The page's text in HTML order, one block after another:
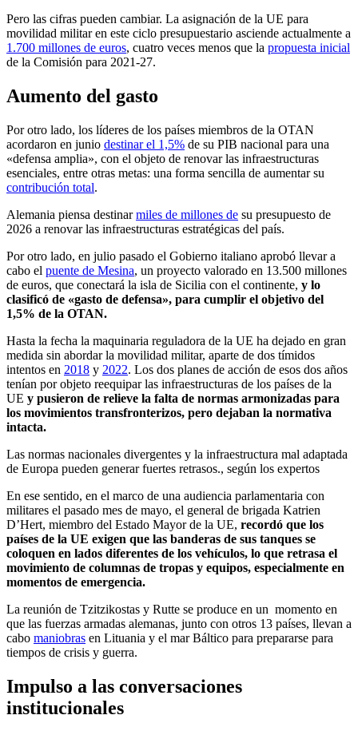
Pero las cifras pueden cambiar. La asignación de la UE para
movilidad militar en este ciclo presupuestario asciende actualmente a
1.700 millones de euros, cuatro veces menos que la propuesta inicial
de la Comisión para 2021-27.
Aumento del gasto
Por otro lado, los líderes de los países miembros de la OTAN
acordaron en junio destinar el 1,5% de su PIB nacional para una
«defensa amplia», con el objeto de renovar las infraestructuras
esenciales, entre otras metas: una forma sencilla de aumentar su
contribución total.
Alemania piensa destinarmiles de millones de su presupuesto de
2026 a renovar las infraestructuras estratégicas del país.
Por otro lado, en julio pasado el Gobierno italiano aprobó llevar a
cabo el puente de Mesina, un proyecto valorado en 13.500 millones
de euros, que conectará la isla de Sicilia con el continente, y lo
clasificó de «gasto de defensa», para cumplir el objetivo del
1,5% de la OTAN.
Hasta la fecha la maquinaria reguladora de la UE ha dejado en gran
medida sin abordar la movilidad militar, aparte de dos tímidos
intentos en 2018 y 2022. Los dos planes de acción de esos dos años
tenían por objeto reequipar las infraestructuras de los países de la
UE y pusieron de relieve la falta de normas armonizadas para
los movimientos transfronterizos, pero dejaban la normativa
intacta.
Las normas nacionales divergentes y la infraestructura mal adaptada
de Europa pueden generar fuertes retrasos., según los expertos
En ese sentido, en el marco de una audiencia parlamentaria con
militares el pasado mes de mayo, el general de brigada Katrien
D’Hert, miembro del Estado Mayor de la UE, recordó que los
países de la UE exigen que las banderas de sus tanques se
coloquen en lados diferentes de los vehículos, lo que retrasa el
movimiento de columnas de tropas y equipos, especialmente en
momentos de emergencia.
La reunión de Tzitzikostas y Rutte se produce en un momento en
que las fuerzas armadas alemanas, junto con otros 13 países, llevan a
cabo maniobras en Lituania y el mar Báltico para prepararse para
tiempos de crisis y guerra.
Impulso a las conversaciones
institucionales